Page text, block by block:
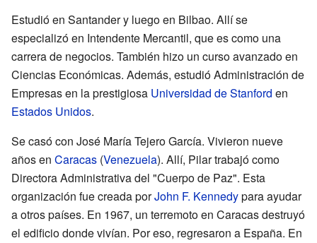
Estudió en Santander y luego en Bilbao. Allí se
especializó en Intendente Mercantil, que es como una
carrera de negocios. También hizo un curso avanzado en
Ciencias Económicas. Además, estudió Administración de
Empresas en la prestigiosa Universidad de Stanford en
Estados Unidos.
Se casó con José María Tejero García. Vivieron nueve
años en Caracas (Venezuela). Allí, Pilar trabajó como
Directora Administrativa del "Cuerpo de Paz". Esta
organización fue creada porJohn F. Kennedypara ayudar
a otros países. En 1967, un terremoto en Caracas destruyó
el edificio donde vivían. Por eso, regresaron a España. En